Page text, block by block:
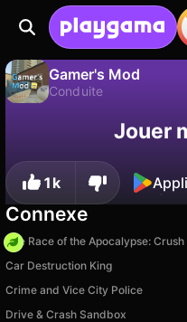
Gamer's Mod
Conduite
progression !
Jouer
1k Appli
Connexe
Car Destruction King
Crime and Vice City Police
Drive & Crash Sandbox